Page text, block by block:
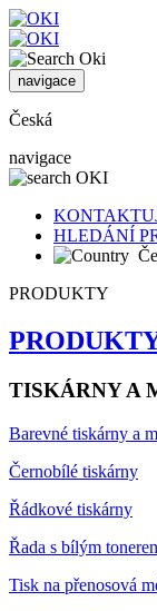
navigace
Česká
navigace
HLEDÁNÍ
PRODUKTY
TISKÁRNY A
Barevné tiskárny a
Černobílé tiskárny
Řádkové tiskárny
Řada s bílým
Tisk na přenosová